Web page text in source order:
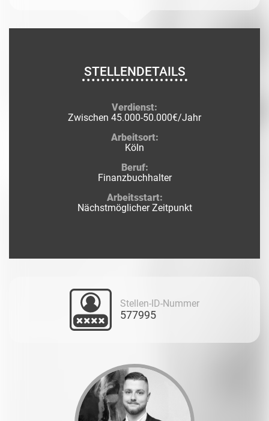
STELLENDETAILS
Verdienst:
Zwischen 45.000-50.000€/Jahr
Arbeitsort:
Köln
Beruf:
Finanzbuchhalter
Arbeitsstart:
Nächstmöglicher Zeitpunkt
Stellen-ID-Nummer
577995